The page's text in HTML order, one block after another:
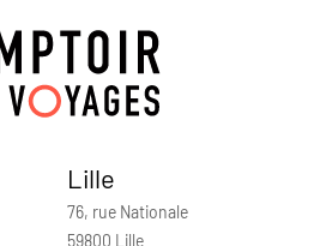
Lille
76, rue Nationale
59800 Lille